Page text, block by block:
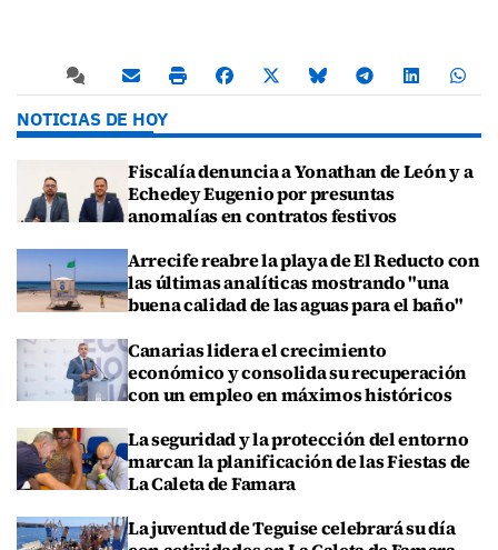
NOTICIAS DE HOY
Fiscalía denuncia a Yonathan de León y a
Echedey Eugenio por presuntas
anomalías en contratos festivos
Arrecife reabre la playa de El Reducto con
las últimas analíticas mostrando "una
buena calidad de las aguas para el baño"
Canarias lidera el crecimiento
económico y consolida su recuperación
con un empleo en máximos históricos
La seguridad y la protección del entorno
marcan la planificación de las Fiestas de
La Caleta de Famara
La juventud de Teguise celebrará su día